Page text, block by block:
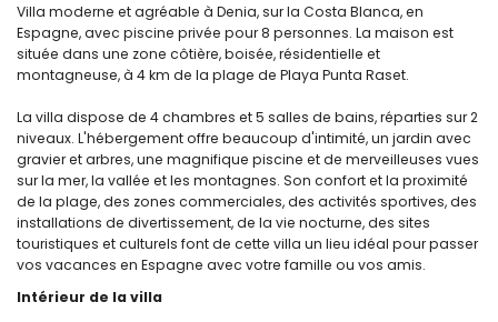
Villa moderne et agréable à Denia, sur la Costa Blanca, en
Espagne, avec piscine privée pour 8 personnes. La maison est
située dans une zone côtière, boisée, résidentielle et
montagneuse, à 4 km de la plage de Playa Punta Raset.
La villa dispose de 4 chambres et 5 salles de bains, réparties sur 2
niveaux. L'hébergement offre beaucoup d'intimité, un jardin avec
gravier et arbres, une magnifique piscine et de merveilleuses vues
sur la mer, la vallée et les montagnes. Son confort et la proximité
de la plage, des zones commerciales, des activités sportives, des
installations de divertissement, de la vie nocturne, des sites
touristiques et culturels font de cette villa un lieu idéal pour passer
vos vacances en Espagne avec votre famille ou vos amis.
Intérieur de la villa